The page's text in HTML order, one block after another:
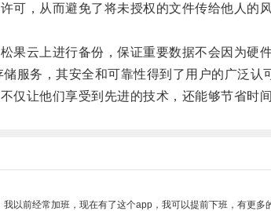
，从而避免了将未授权的文件传给他人的风
云上进行备份，保证重要数据不会因为硬件
务，其安全和可靠性得到了用户的广泛认
让他们享受到先进的技术，还能够节省时
以前经常加班，现在有了这个app，我可以提前下班，有更多